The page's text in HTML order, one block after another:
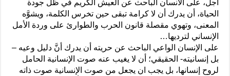
أجل، على الانسان الباحث عن العيش الكريم في ظل جودة
الحياة، أن يدرك أن لا كرامة تبقى حين تخرس الكلمة، ويشوَّه
المعنى، وتهوي مقصلة قانون الحرب والطوارئ على وردة الأمل
الإنساني لترديها…
على الإنسان الواعي الباحث عن حريته أن يدرك أنَّ دليل وعيه –
بل إنسانيته- الحقيقي؛ أن لا يغيب عنه صوت الإنسانية الحامل
لروح إنسانها، بل يجب ان يجعل من صوت الإنسانية صوت ذاته